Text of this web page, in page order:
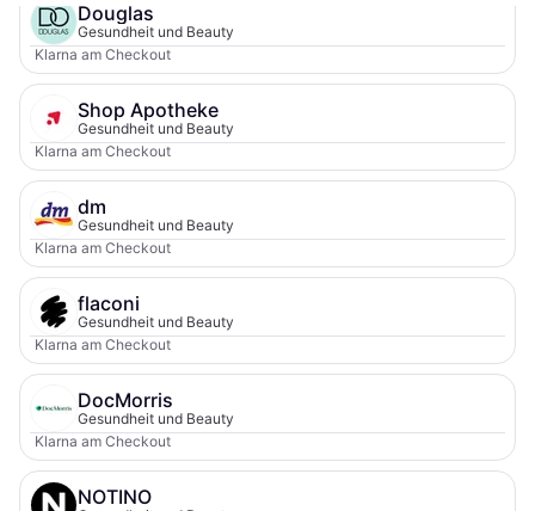
Douglas
Gesundheit und Beauty
Klarna am Checkout
Shop Apotheke
Gesundheit und Beauty
Klarna am Checkout
dm
Gesundheit und Beauty
Klarna am Checkout
flaconi
Gesundheit und Beauty
Klarna am Checkout
DocMorris
Gesundheit und Beauty
Klarna am Checkout
NOTINO